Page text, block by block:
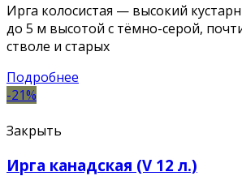
Ирга колосистая — высокий
до 5 м высотой с тёмно-серой,
стволе и старых
Подробнее
-21%
Закрыть
Ирга канадская (V 12 л.)